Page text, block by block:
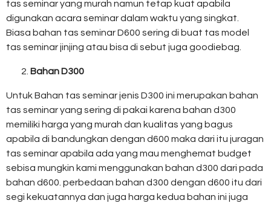
tas seminar yang murah namun tetap kuat apabila
digunakan acara seminar dalam waktu yang singkat.
Biasa bahan tas seminar D600 sering di buat tas model
tas seminar jinjing atau bisa di sebut juga goodiebag.
Bahan D300
Untuk Bahan tas seminar jenis D300 ini merupakan bahan
tas seminar yang sering di pakai karena bahan d300
memiliki harga yang murah dan kualitas yang bagus
apabila di bandungkan dengan d600 maka dari itu juragan
tas seminar apabila ada yang mau menghemat budget
sebisa mungkin kami menggunakan bahan d300 dari pada
bahan d600. perbedaan bahan d300 dengan d600 itu dari
segi kekuatannya dan juga harga kedua bahan ini juga